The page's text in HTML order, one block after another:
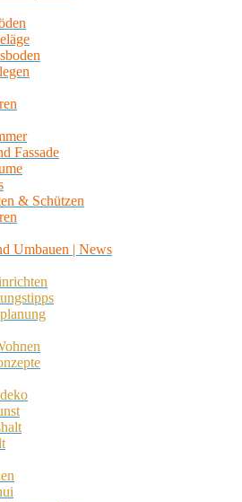
Fassade
& Schützen
Umbauen | News